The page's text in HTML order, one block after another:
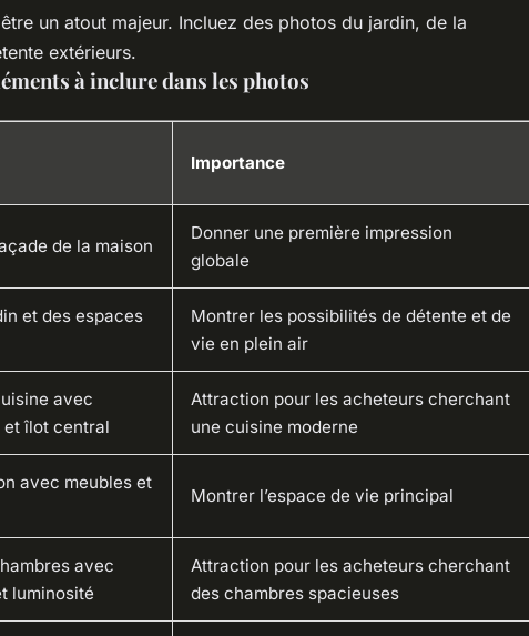
un atout majeur. Incluez des photos du jardin, de la
extérieurs.
à inclure dans les photos
Importance
de la maison
Donner une première impression
globale
et des espaces
Montrer les possibilités de détente et de
vie en plein air
avec
et îlot central
Attraction pour les acheteurs cherchant
une cuisine moderne
avec meubles et
Montrer l’espace de vie principal
avec
luminosité
Attraction pour les acheteurs cherchant
des chambres spacieuses